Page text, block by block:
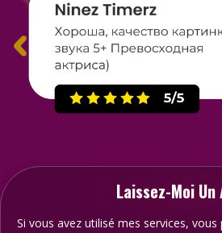
Laissez-Moi Un
Si vous avez utilisé mes services, vous